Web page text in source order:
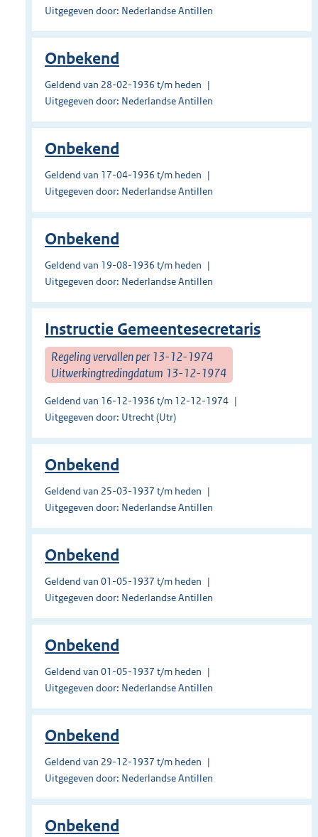
Uitgegeven door: Nederlandse Antillen
Onbekend
Geldend van 28-02-1936 t/m heden
Uitgegeven door: Nederlandse Antillen
Onbekend
Geldend van 17-04-1936 t/m heden
Uitgegeven door: Nederlandse Antillen
Onbekend
Geldend van 19-08-1936 t/m heden
Uitgegeven door: Nederlandse Antillen
Instructie Gemeentesecretaris
Regeling vervallen per 13-12-1974
Uitwerkingtredingdatum 13-12-1974
Geldend van 16-12-1936 t/m 12-12-1974
Uitgegeven door: Utrecht (Utr)
Onbekend
Geldend van 25-03-1937 t/m heden
Uitgegeven door: Nederlandse Antillen
Onbekend
Geldend van 01-05-1937 t/m heden
Uitgegeven door: Nederlandse Antillen
Onbekend
Geldend van 01-05-1937 t/m heden
Uitgegeven door: Nederlandse Antillen
Onbekend
Geldend van 29-12-1937 t/m heden
Uitgegeven door: Nederlandse Antillen
Onbekend